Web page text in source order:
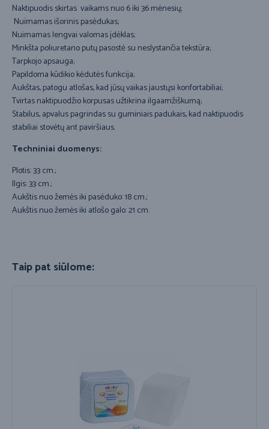
Naktipuodis skirtas vaikams nuo 6 iki 36 mėnesių;
Nuimamas išorinis pasėdukas;
Nuimamas lengvai valomas įdėklas;
Minkšta poliuretano putų pasostė su neslystančia tekstūra;
Tarpkojo apsauga;
Papildoma kūdikio kėdutės funkcija;
Aukštas, patogu atlošas, kad jūsų vaikas jaustųsi konfortabiliai;
Tvirtas naktipuodžio korpusas užtikrina ilgaamžiškumą;
Stabilus, apvalus pagrindas su guminiais padukais, kad naktipuodis
stabiliai stovėtų ant paviršiaus.
Techniniai duomenys:
Plotis: 33 cm.;
Ilgis: 33 cm.;
Aukštis nuo žemės iki pasėduko: 18 cm.;
Aukštis nuo žemės iki atlošo galo: 21 cm.
Taip pat siūlome: